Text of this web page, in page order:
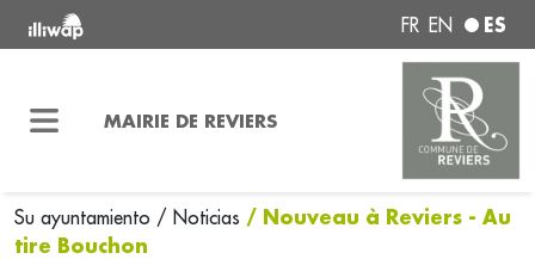
FR EN ES
MAIRIE DE REVIERS
Su ayuntamiento / Noticias / Nouveau à Reviers - Au
tire Bouchon